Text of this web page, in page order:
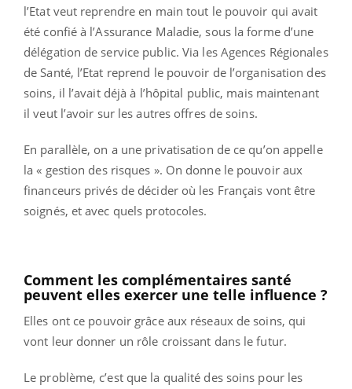
l’Etat veut reprendre en main tout le pouvoir qui avait
été confié à l’Assurance Maladie, sous la forme d’une
délégation de service public. Via les Agences Régionales
de Santé, l’Etat reprend le pouvoir de l’organisation des
soins, il l’avait déjà à l’hôpital public, mais maintenant
il veut l’avoir sur les autres offres de soins.
En parallèle, on a une privatisation de ce qu’on appelle
la « gestion des risques ». On donne le pouvoir aux
financeurs privés de décider où les Français vont être
soignés, et avec quels protocoles.
Comment les complémentaires santé
peuvent elles exercer une telle influence ?
Elles ont ce pouvoir grâce aux réseaux de soins, qui
vont leur donner un rôle croissant dans le futur.
Le problème, c’est que la qualité des soins pour les